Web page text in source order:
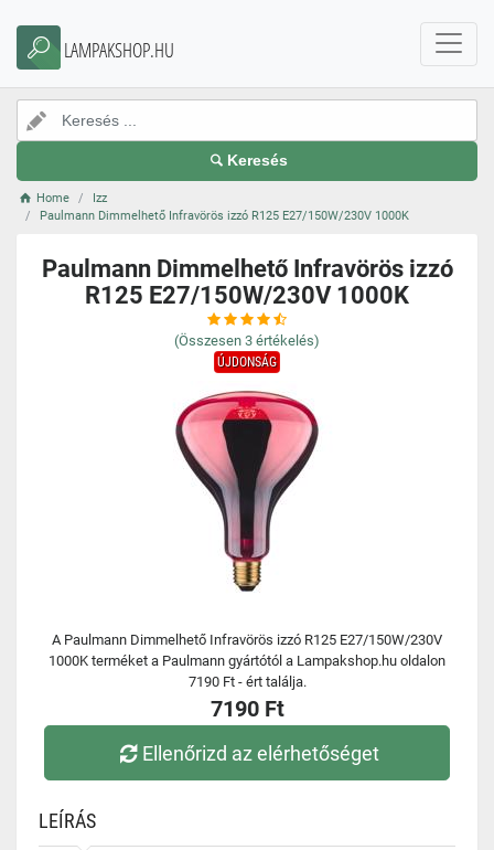
LAMPAKSHOP.HU
Keresés
Home
Izz
Paulmann Dimmelhető Infravörös izzó R125 E27/150W/230V 1000K
Paulmann Dimmelhető Infravörös izzó
R125 E27/150W/230V 1000K
(Összesen 3 értékelés)
ÚJDONSÁG
A Paulmann Dimmelhető Infravörös izzó R125 E27/150W/230V
1000K terméket a Paulmann gyártótól a Lampakshop.hu oldalon
7190 Ft - ért találja.
7190 Ft
Ellenőrizd az elérhetőséget
LEÍRÁS